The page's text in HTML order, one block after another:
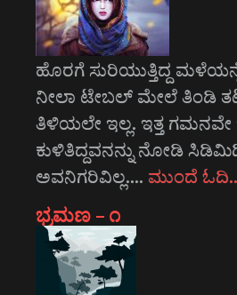
ಹೊರಗೆ ಸುರಿಯುತ್ತಿದ್ದ ಮಳೆಯನ್ನೆ
ನೀಲಾ ಟೇಬಲ್ ಮೇಲೆ ತಿಂಡಿ
ತಿಳಿಯಲೇ ಇಲ್ಲ. ಇತ್ತ ಗಮನವೇ
ಕುಳಿತಿದ್ದವನನ್ನು ನೋಡಿ
ಅವನಿಗರಿವಿಲ್ಲ.… ಮುಂದೆ
ಭ್ರಮಣ – ೧